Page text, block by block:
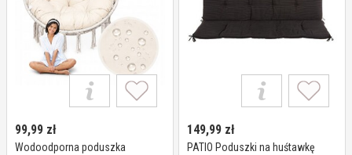
99,99 zł
Wodoodporna poduszka
149,99 zł
PATIO Poduszki na huśtawkę